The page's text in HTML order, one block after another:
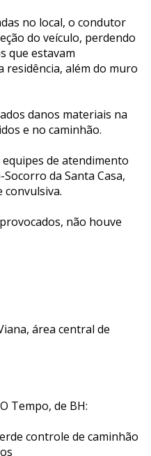
no local, o condutor
do veículo, perdendo
que estavam
residência, além do muro
danos materiais na
e no caminhão.
de atendimento
da Santa Casa,
não houve
área central de
Tempo, de BH:
controle de caminhão